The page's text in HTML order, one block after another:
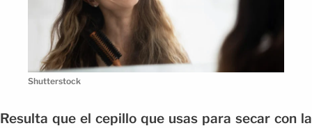
Shutterstock
Resulta que el cepillo que usas para secar con la